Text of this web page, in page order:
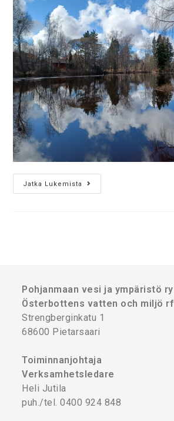
Jatka Lukemista
Pohjanmaan vesi ja ympäristö ry
Österbottens vatten och miljö rf
Strengberginkatu 1
68600 Pietarsaari
Toiminnanjohtaja
Verksamhetsledare
Heli Jutila
puh./tel. 0400 924 848